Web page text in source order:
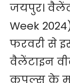
जयपुर।
Week
फरवरी से
वैलेंटाइन
कपल्स के